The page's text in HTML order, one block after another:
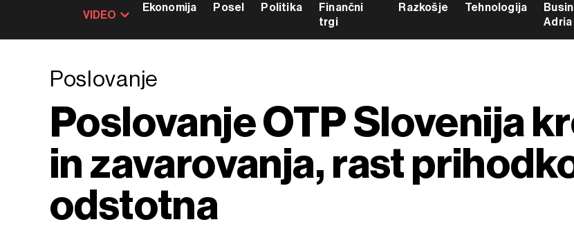
VIDEO
Ekonomija Posel Politika
Finančni
trgi
Razkošje Tehnologija
Adria
Poslovanje
Poslovanje OTP Slovenija
in zavarovanja, rast
odstotna